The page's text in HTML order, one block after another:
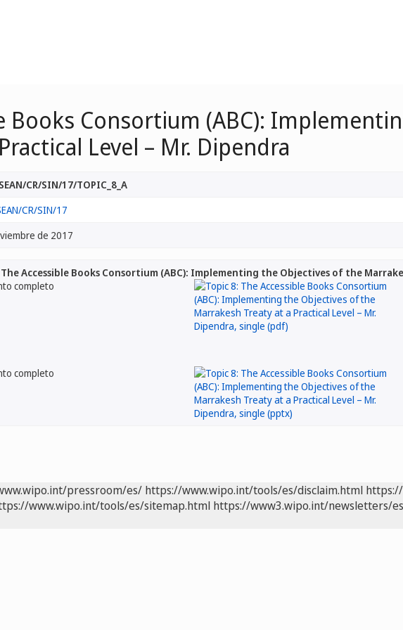
Books Consortium (ABC):
Level – Mr. Dipendra
CR/SIN/17/TOPIC_8_A
CR/SIN/17
de 2017
Accessible Books Consortium (ABC): Implementing the Objectives of the
completo
completo
pressroom/es/ https://www.wipo.int/tools/es/disclaim.html
www.wipo.int/tools/es/sitemap.html https://www3.wipo.int/newsletters/